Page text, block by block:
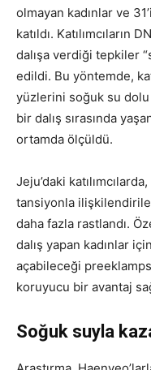
olmayan kadınlar ve
katıldı. Katılımcıların
dalışa verdiği tepkiler
edildi. Bu yöntemde,
yüzlerini soğuk su dolu
bir dalış sırasında
ortamda ölçüldü.
Jeju’daki
tansiyonla
daha fazla rastlandı.
dalış yapan kadınlar
açabileceği
koruyucu bir avantaj
Soğuk suyla